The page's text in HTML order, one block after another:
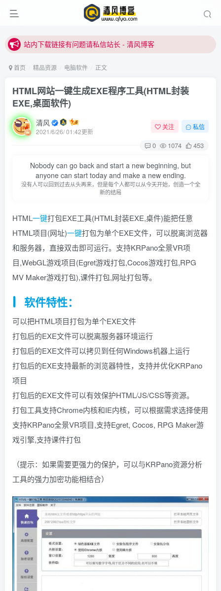
站内下载链接有问题请私信站长 - 清风博客
站内下载链接有问题请私信站长 - 清风博客
首页 精品资源 电脑软件 正文
HTML网站一键生成EXE程序工具(HTML封装
EXE,桌面软件)
清风
2021/6/26/ 01:42更新
关注 私信
0 1074 453
Nobody can go back and start a new beginning, but
anyone can start today and make a new ending.
没有人可以回到过去从头再来，但是每个人都可以从今天开始，创造一个全
新的结局
HTML一键打包EXE工具(HTML封装EXE,桌件)能把任意
HTML项目(网址)一键打包为单个EXE文件，可以脱离浏览器
和服务器，直接双击即可运行。支持KRPano全景VR项
目,WebGL游戏项目(Egret游戏打包,Cocos游戏打包,RPG
MV Maker游戏打包),课件打包,网址打包等。
软件特性：
可以把HTML项目打包为单个EXE文件
打包后的EXE文件可以脱离服务器环境运行
打包后的EXE文件可以拷贝到任何Windows机器上运行
打包后的EXE支持最新的浏览器特性，支持并优化KRPano
项目
打包后的EXE文件可以有效保护HTML/JS/CSS等资源。
打包工具支持Chrome内核和IE内核，可以根据需求选择使用
支持KRPano全景VR项目,支持Egret, Cocos, RPG Maker游
戏引擎,支持课件打包
（提示：如果需要更强力的保护，可以与KRPano资源分析
工具的强力加密功能相结合）
没有账号？立即注册
登录密码
记住登录 找回密码|免密登录
登录
社交账号登录
百度登录
使用社交账号登录即表示同意隐私声明